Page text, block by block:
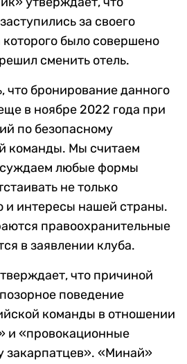
за своего
было совершено
сменить отель.
что бронирование данного
в ноябре 2022 года при
по безопасному
команды. Мы считаем
любые формы
не только
и интересы нашей страны.
правоохранительные
в заявлении клуба.
что причиной
поведение
команды в отношении
и «провокационные
закарпатцев». «Минай»